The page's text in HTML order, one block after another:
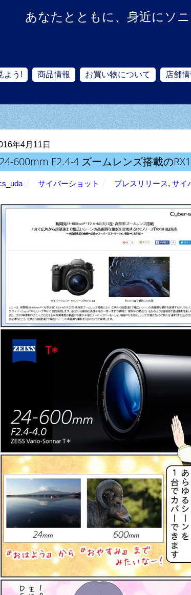
あなたとともに、身近にソ
よう! 商品情報 お買い物について 店舗情
年4月11日
24-600mm F2.4-4 ズームレンズ搭載の
サイバーショット プレスリリース,サイ